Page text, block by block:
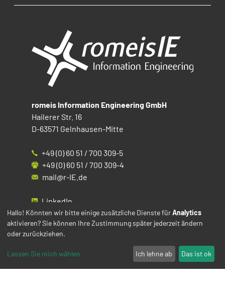
romeis Information Engineering GmbH
Hailerer Str. 16
D-63571 Gelnhausen-Mitte
+49 (0) 60 51 / 700 309-5
+49 (0) 60 51 / 700 309-4
mail@r-IE.de
LinkedIn
Instagram
Facebook
YouTube
Hallo! Könnten wir bitte einige zusätzliche Dienste fürAnalytics
aktivieren? Sie können Ihre Zustimmung später jederzeit ändern
oder zurückziehen.
Lassen Sie mich wählen Ich lehne ab Das ist ok